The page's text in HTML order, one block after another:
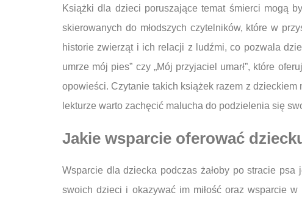
Książki dla dzieci poruszające temat śmierci mogą
skierowanych do młodszych czytelników, które w
historie zwierząt i ich relacji z ludźmi, co pozwala
umrze mój pies” czy „Mój przyjaciel umarł”, które
opowieści. Czytanie takich książek razem z
lekturze warto zachęcić malucha do podzielenia się
Jakie wsparcie oferować
Wsparcie dla dziecka podczas żałoby po stracie
swoich dzieci i okazywać im miłość oraz wsparcie